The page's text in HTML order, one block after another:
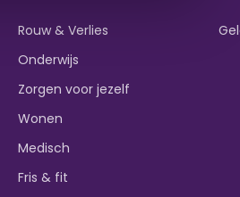
Rouw & Verlies
Onderwijs
Zorgen voor jezelf
Wonen
Medisch
Fris & fit